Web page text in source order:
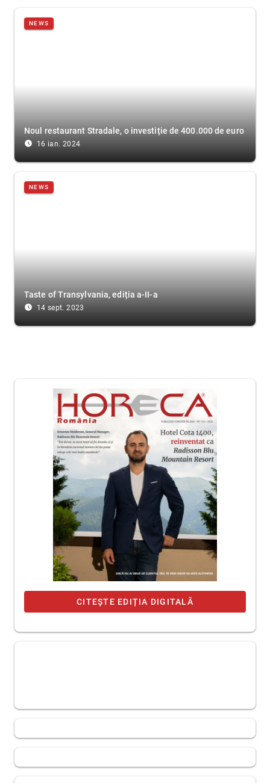
NEWS
Noul restaurant Stradale, o investiție de 400.000 de euro
access_time_filled 16 ian. 2024
NEWS
Taste of Transylvania, ediția a-II-a
access_time_filled 14 sept. 2023
CITEȘTE EDIȚIA DIGITALĂ